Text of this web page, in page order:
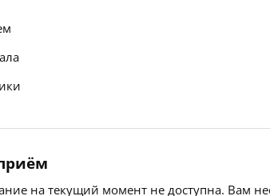
на текущий момент не доступна. Вам